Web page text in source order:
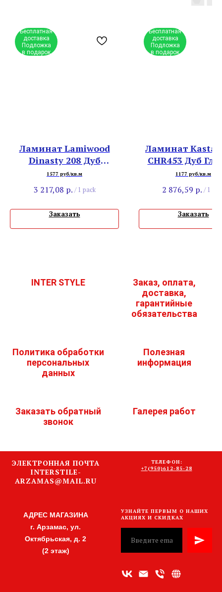
Бесплатная
доставка
Подложка
в подарок
Ламинат Lamiwood
Dinasty 208 Дуб
Жемчуг
1577 руб/кв.м
3 217,08 р. / 1 pack
Заказать
Бесплатная
доставка
Подложка
в подарок
Ламинат
CHR453 Дуб
1177 руб/кв.м
2 876,59 р. / 1
Заказать
INTER STYLE
Заказ, оплата,
доставка,
гарантийные
обязательства
Политика обработки
персональных
данных
Полезная
информация
Заказать обратный
звонок
Галерея работ
ЭЛЕКТРОННАЯ ПОЧТА
INTERSTILE-
ARZAMAS@MAIL.RU
ТЕЛЕФОН:
+7(950)612-85-28
АДРЕС МАГАЗИНА
г. Арзамас, ул.
Октябрьская, д. 2
(2 этаж)
УЗНАЙТЕ ПЕРВЫМ О НАШИХ
АКЦИЯХ И СКИДКАХ